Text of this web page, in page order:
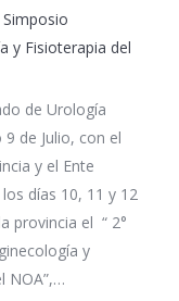
y Fisioterapia del
de Urología
de Julio, con el
y el Ente
días 10, 11 y 12
provincia el “ 2°
y
NOA”,…